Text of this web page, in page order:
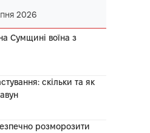
2026
Сумщині воїна з
скільки та як
розморозити